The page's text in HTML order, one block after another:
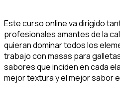
Este curso online va dirigido
profesionales amantes de la
quieran dominar todos los
trabajo con masas para
sabores que inciden en cada
mejor textura y el mejor sabor